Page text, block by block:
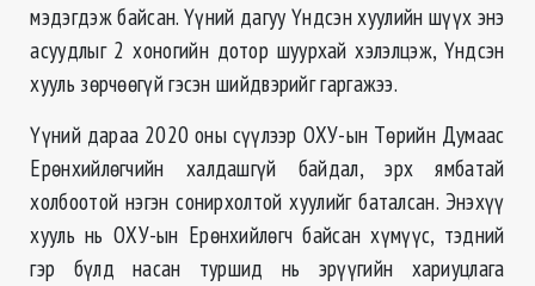
мэдэгдэж байсан. Үүний дагуу Үндсэн хуулийн шүүх энэ
асуудлыг 2 хоногийн дотор шуурхай хэлэлцэж, Үндсэн
хууль зөрчөөгүй гэсэн шийдвэрийг гаргажээ.
Үүний дараа 2020 оны сүүлээр ОХУ-ын Төрийн Думаас
Ерөнхийлөгчийн халдашгүй байдал, эрх ямбатай
холбоотой нэгэн сонирхолтой хуулийг баталсан. Энэхүү
хууль нь ОХУ-ын Ерөнхийлөгч байсан хүмүүс, тэдний
гэр бүлд насан туршид нь эрүүгийн хариуцлага